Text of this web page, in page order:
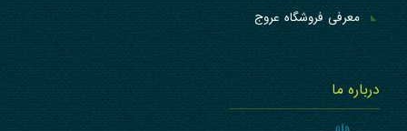
معرفی فروشگاه عروج
درباره ما